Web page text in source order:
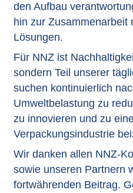
den Aufbau
hin zur Zusammenarbeit
Lösungen.
Für NNZ ist
sondern Teil unserer
suchen kontinuierlich
Umweltbelastung zu
zu innovieren und zu
Verpackungsindustrie
Wir danken allen NNZ-
sowie unseren Partnern
fortwährenden Beitrag.